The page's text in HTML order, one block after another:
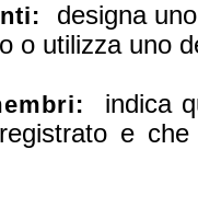
designa
o utilizza uno
indica
e